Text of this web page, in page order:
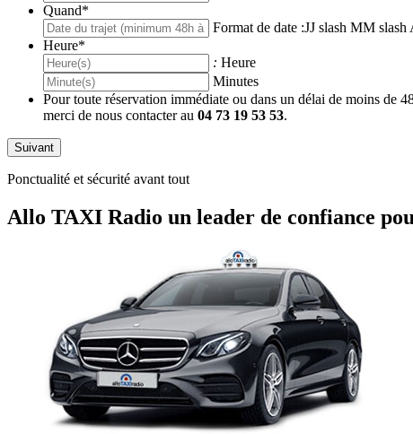
Quand*
Format de date :JJ slash MM
Heure*
: Heure
Minutes
Pour toute réservation immédiate ou dans un délai de moins de
merci de nous contacter au 04 73 19 53 53.
Ponctualité et sécurité avant tout
Allo TAXI Radio un leader de confiance